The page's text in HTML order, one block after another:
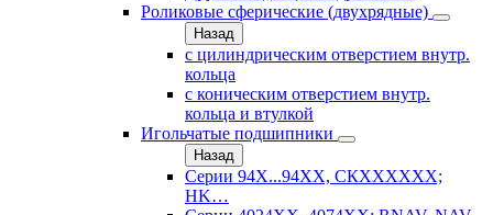
Роликовые сферические (двухрядные)
Назад
с цилиндрическим отверстием внутр.
кольца
с коническим отверстием внутр.
кольца и втулкой
Игольчатые подшипники
Назад
Серии 94Х...94ХХ, СКХХХХХХ;
HK…